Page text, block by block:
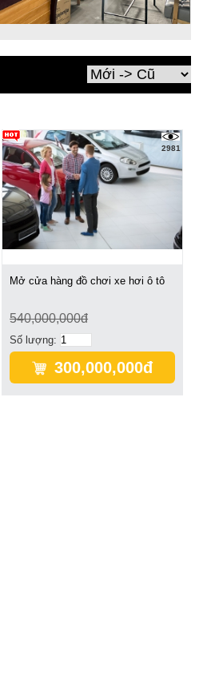
2981
Mở cửa hàng đồ chơi xe hơi ô tô
540,000,000đ
Số lượng:
300,000,000đ